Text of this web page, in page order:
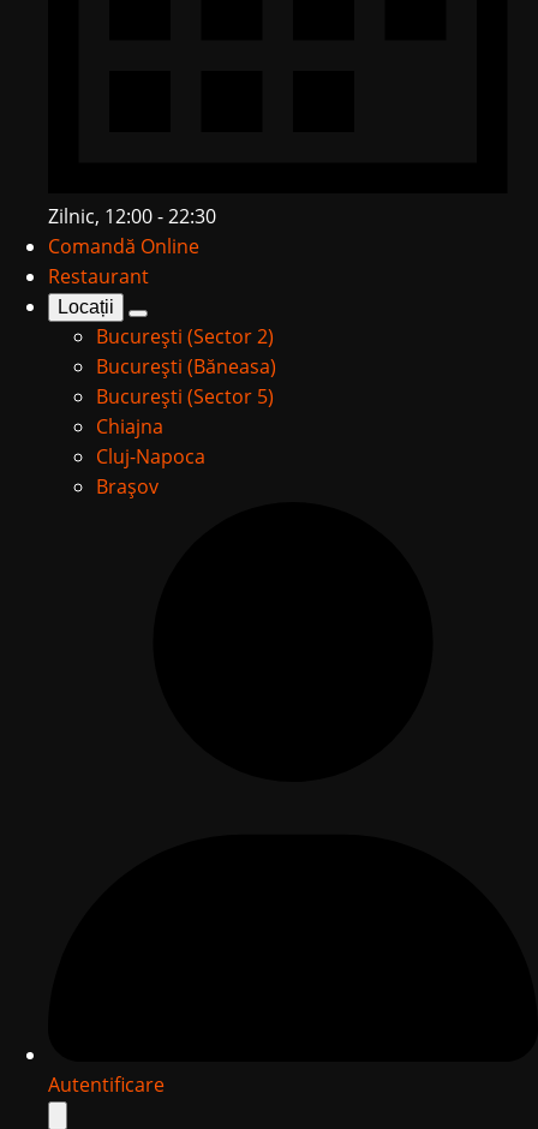
Zilnic, 12:00 - 22:30
Comandă Online
Restaurant
Locații
București (Sector 2)
București (Băneasa)
București (Sector 5)
Chiajna
Cluj-Napoca
Brașov
Autentificare